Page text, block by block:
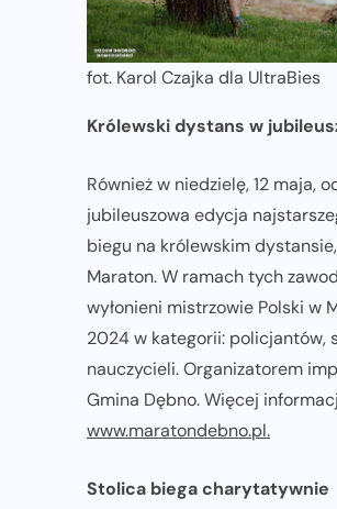
fot. Karol Czajka dla UltraBies
Królewski dystans w
Również w niedzielę, 12 maja,
jubileuszowa edycja
biegu na królewskim
Maraton. W ramach tych
wyłonieni mistrzowie Polski w
2024 w kategorii: policjantów,
nauczycieli. Organizatorem
Gmina Dębno. Więcej
www.maratondebno.pl.
Stolica biega charytatywnie